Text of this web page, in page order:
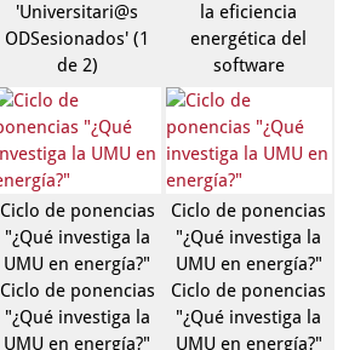
'Universitari@s
ODSesionados' (1
de 2)
la eficiencia
energética del
software
Ciclo de ponencias
"¿Qué investiga la
UMU en energía?"
Ciclo de ponencias
"¿Qué investiga la
UMU en energía?"
Ciclo de ponencias
"¿Qué investiga la
UMU en energía?"
Ciclo de ponencias
"¿Qué investiga la
UMU en energía?"